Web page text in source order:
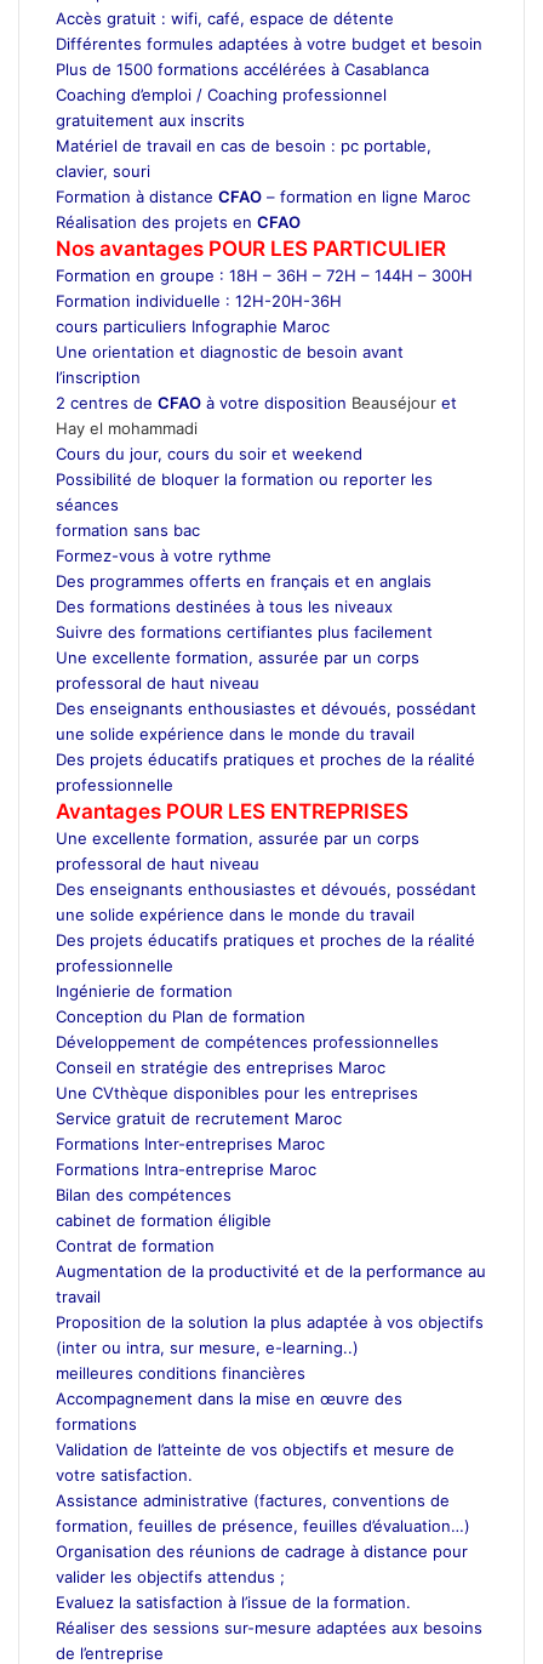
Accès gratuit : wifi, café, espace de détente
Différentes formules adaptées à votre budget et besoin
Plus de 1500 formations accélérées à Casablanca
Coaching d’emploi / Coaching professionnel
gratuitement aux inscrits
Matériel de travail en cas de besoin : pc portable,
clavier, souri
Formation à distance CFAO – formation en ligne Maroc
Réalisation des projets en CFAO
Nos avantages POUR LES PARTICULIER
Formation en groupe : 18H – 36H – 72H – 144H – 300H
Formation individuelle : 12H-20H-36H
cours particuliers Infographie Maroc
Une orientation et diagnostic de besoin avant
l’inscription
2 centres de CFAO à votre disposition Beauséjour et
Hay el mohammadi
Cours du jour, cours du soir et weekend
Possibilité de bloquer la formation ou reporter les
séances
formation sans bac
Formez-vous à votre rythme
Des programmes offerts en français et en anglais
Des formations destinées à tous les niveaux
Suivre des formations certifiantes plus facilement
Une excellente formation, assurée par un corps
professoral de haut niveau
Des enseignants enthousiastes et dévoués, possédant
une solide expérience dans le monde du travail
Des projets éducatifs pratiques et proches de la réalité
professionnelle
Avantages POUR LES ENTREPRISES
Une excellente formation, assurée par un corps
professoral de haut niveau
Des enseignants enthousiastes et dévoués, possédant
une solide expérience dans le monde du travail
Des projets éducatifs pratiques et proches de la réalité
professionnelle
Ingénierie de formation
Conception du Plan de formation
Développement de compétences professionnelles
Conseil en stratégie des entreprises Maroc
Une CVthèque disponibles pour les entreprises
Service gratuit de recrutement Maroc
Formations Inter-entreprises Maroc
Formations Intra-entreprise Maroc
Bilan des compétences
cabinet de formation éligible
Contrat de formation
Augmentation de la productivité et de la performance au
travail
Proposition de la solution la plus adaptée à vos objectifs
(inter ou intra, sur mesure, e-learning..)
meilleures conditions financières
Accompagnement dans la mise en œuvre des
formations
Validation de l’atteinte de vos objectifs et mesure de
votre satisfaction.
Assistance administrative (factures, conventions de
formation, feuilles de présence, feuilles d’évaluation…)
Organisation des réunions de cadrage à distance pour
valider les objectifs attendus ;
Evaluez la satisfaction à l’issue de la formation.
Réaliser des sessions sur-mesure adaptées aux besoins
de l’entreprise